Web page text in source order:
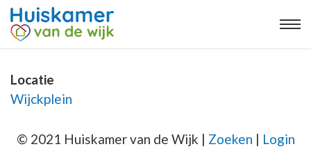
Locatie
Wijckplein
© 2021 Huiskamer van de Wijk | Zoeken | Login